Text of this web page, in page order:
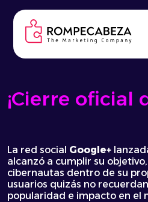
content
¡Cierre oficial
La red social Google+
alcanzó a cumplir su
cibernautas dentro de su
usuarios quizás no
popularidad e impacto en el